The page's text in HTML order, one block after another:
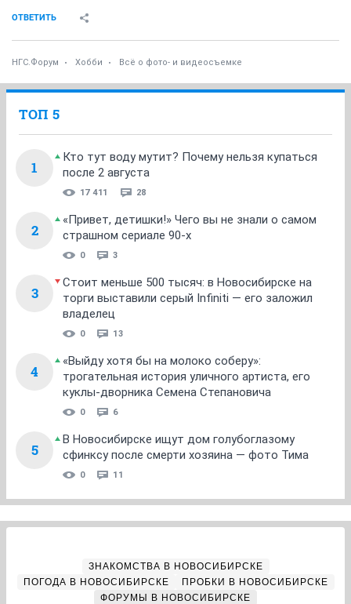
ОТВЕТИТЬ
НГС.Форум Хобби Всё о фото- и видеосъемке
ТОП 5
1
Кто тут воду мутит? Почему нельзя купаться
после 2 августа
17 411 28
2
«Привет, детишки!» Чего вы не знали о самом
страшном сериале 90-х
0 3
3
Стоит меньше 500 тысяч: в Новосибирске на
торги выставили серый Infiniti — его заложил
владелец
0 13
4
«Выйду хотя бы на молоко соберу»:
трогательная история уличного артиста, его
куклы-дворника Семена Степановича
0 6
5
В Новосибирске ищут дом голубоглазому
сфинксу после смерти хозяина — фото Тима
0 11
ЗНАКОМСТВА В НОВОСИБИРСКЕ
ПОГОДА В НОВОСИБИРСКЕ
ПРОБКИ В НОВОСИБИРСКЕ
ФОРУМЫ В НОВОСИБИРСКЕ